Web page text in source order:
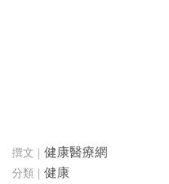
健康醫療網
健康